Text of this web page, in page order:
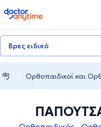
doctoranytime
Βρες ειδικό
Ορθοπαιδικοί και